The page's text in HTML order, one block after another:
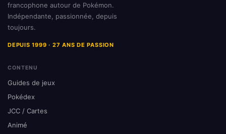
francophone autour de Pokémon.
Indépendante, passionnée, depuis
toujours.
DEPUIS 1999 · 27 ANS DE PASSION
CONTENU
Guides de jeux
Pokédex
JCC / Cartes
Animé